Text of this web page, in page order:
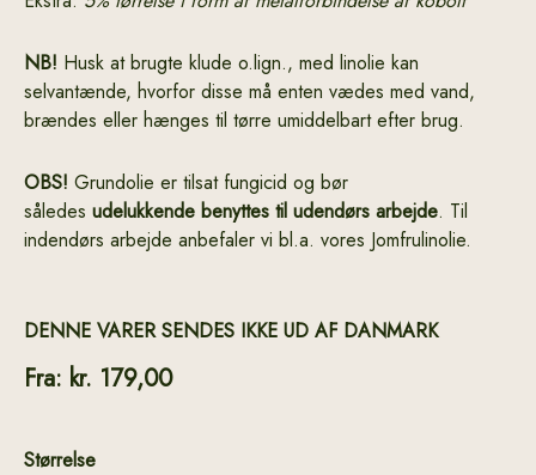
NB! Husk at brugte klude o.lign., med linolie kan
selvantænde, hvorfor disse må enten vædes med vand,
brændes eller hænges til tørre umiddelbart efter brug.
OBS! Grundolie er tilsat fungicid og bør
således udelukkende benyttes til udendørs arbejde. Til
indendørs arbejde anbefaler vi bl.a. vores Jomfrulinolie.
DENNE VARER SENDES IKKE UD AF DANMARK
Fra: kr. 179,00
Størrelse